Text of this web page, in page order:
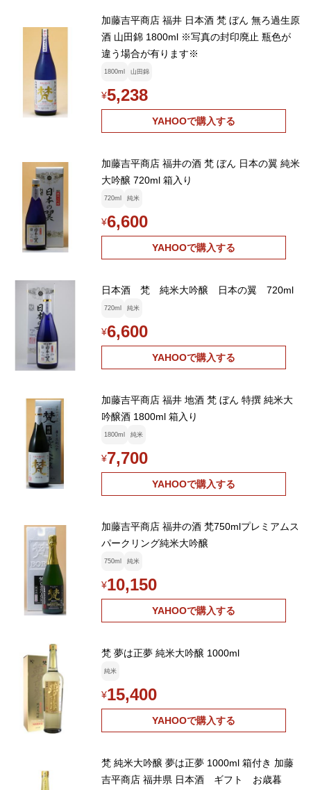
加藤吉平商店 福井 日本酒 梵 ぼん 無ろ過生原
酒 山田錦 1800ml ※写真の封印廃止 瓶色が
違う場合が有ります※
1800ml 山田錦
¥5,238
YAHOOで購入する
加藤吉平商店 福井の酒 梵 ぼん 日本の翼 純米
大吟醸 720ml 箱入り
720ml 純米
¥6,600
YAHOOで購入する
日本酒 梵 純米大吟醸 日本の翼 720ml
720ml 純米
¥6,600
YAHOOで購入する
加藤吉平商店 福井 地酒 梵 ぼん 特撰 純米大
吟醸酒 1800ml 箱入り
1800ml 純米
¥7,700
YAHOOで購入する
加藤吉平商店 福井の酒 梵750mlプレミアムス
パークリング純米大吟醸
750ml 純米
¥10,150
YAHOOで購入する
梵 夢は正夢 純米大吟醸 1000ml
純米
¥15,400
YAHOOで購入する
梵 純米大吟醸 夢は正夢 1000ml 箱付き 加藤
吉平商店 福井県 日本酒 ギフト お歳暮